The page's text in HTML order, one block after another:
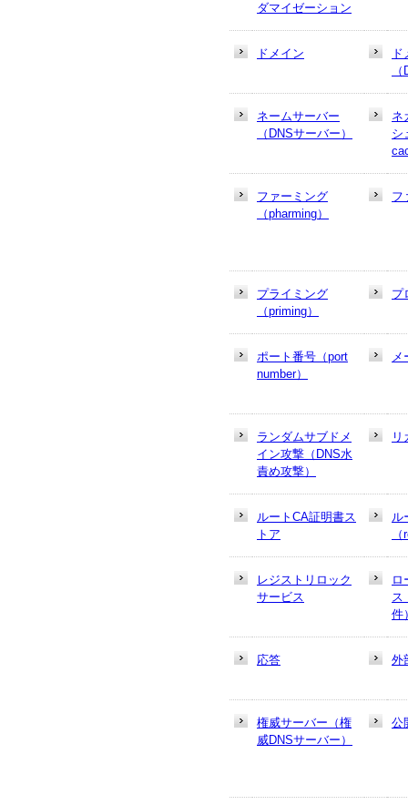
ダマイゼーション
ドメイン
ネームサーバー
（DNSサーバー）
ネ
シ
ファーミング
（pharming）
フ
プライミング
（priming）
プ
ポート番号（port
number）
メ
ランダムサブドメ
イン攻撃（DNS水
責め攻撃）
リ
ルートCA証明書ス
トア
ル
レジストリロック
サービス
ロ
ス
件
応答 外
権威サーバー（権
威DNSサーバー）
公